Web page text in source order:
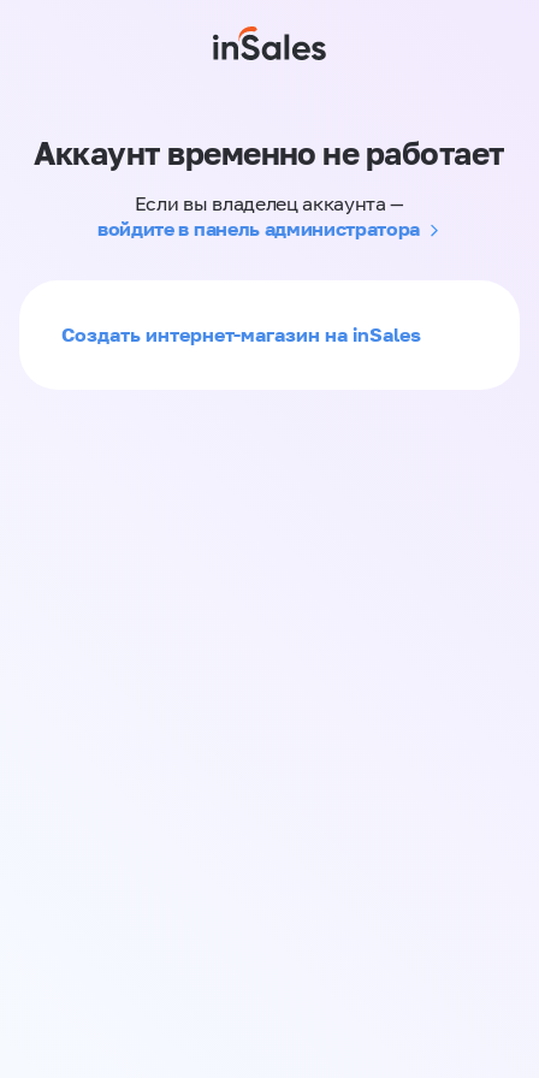
Аккаунт временно не работает
Если вы владелец аккаунта —
войдите в панель администратора
Создать интернет-магазин на inSales